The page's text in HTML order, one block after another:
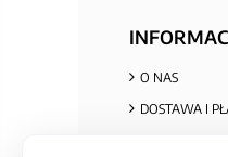
O NAS
DOSTAWA I